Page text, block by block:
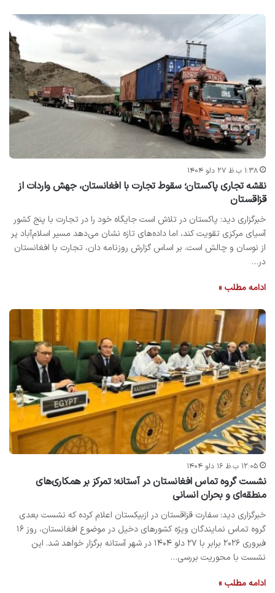
۱:۳۸ ب.ظ ۲۷ دلو ۱۴۰۴
نقشه تجاری پاکستان؛ سقوط تجارت با افغانستان، جهش واردات از
قزاقستان
خبرگزاری دید: پاکستان در تلاش است جایگاه خود را در تجارت با پنج کشور
آسیای مرکزی تقویت کند، اما داده‌های تازه نشان می‌دهد مسیر اسلام‌آباد پر
از نوسان و چالش است. بر اساس گزارش روزنامه دان، تجارت با افغانستان
در…
ادامه مطلب »
۱۲:۰۵ ب.ظ ۱۶ دلو ۱۴۰۴
نشست گروه تماس افغانستان در آستانه؛ تمرکز بر همکاری‌های
منطقه‌ای و بحران انسانی
خبرگزاری دید: سفارت قزاقستان در ازبیکستان اعلام کرده که نشست بعدی
گروه تماس نمایندگان ویژه کشورهای دخیل در موضوع افغانستان، روز ۱۶
فبروری ۲۰۲۶ برابر با ۲۷ دلو ۱۴۰۴ در شهر آستانه برگزار خواهد شد. این
نشست با محوریت بررسی…
ادامه مطلب »